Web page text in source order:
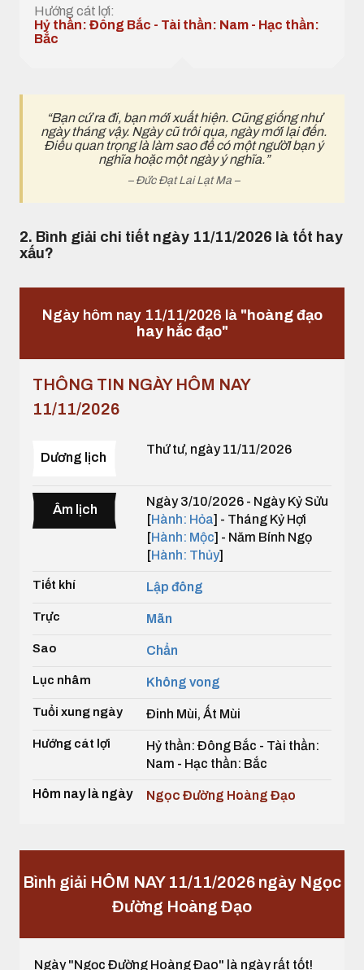
Hướng cát lợi:
Hỷ thần: Đông Bắc - Tài thần: Nam - Hạc thần:
Bắc
“Bạn cứ ra đi, bạn mới xuất hiện. Cũng giống như
ngày tháng vậy. Ngày cũ trôi qua, ngày mới lại đến.
Điều quan trọng là làm sao để có một ngườI bạn ý
nghĩa hoặc một ngày ý nghĩa.”
– Đức Đạt Lai Lạt Ma –
2. Bình giải chi tiết ngày 11/11/2026 là tốt hay
xấu?
Ngày hôm nay 11/11/2026 là "hoàng đạo
hay hắc đạo"
THÔNG TIN NGÀY HÔM NAY
11/11/2026
Dương lịch
Thứ tư, ngày 11/11/2026
Âm lịch
Ngày 3/10/2026 - Ngày Kỷ Sửu
[Hành: Hỏa] - Tháng Kỷ Hợi
[Hành: Mộc] - Năm Bính Ngọ
[Hành: Thủy]
Tiết khí Lập đông
Trực Mãn
Sao Chẩn
Lục nhâm Không vong
Tuổi xung ngày Đinh Mùi, Ất Mùi
Hướng cát lợi
Hỷ thần: Đông Bắc - Tài thần:
Nam - Hạc thần: Bắc
Hôm nay là ngày Ngọc Đường Hoàng Đạo
Bình giải HÔM NAY 11/11/2026 ngày Ngọc
Đường Hoàng Đạo
Ngày "Ngọc Đường Hoàng Đạo" là ngày rất tốt!